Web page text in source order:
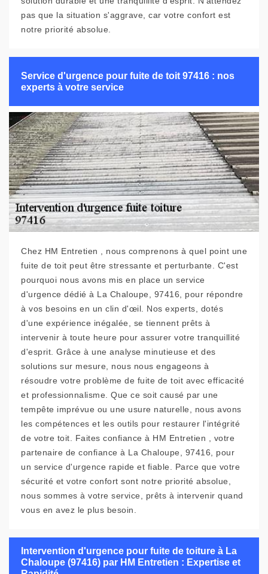
pas que la situation s'aggrave, car votre confort est
notre priorité absolue.
Service d'urgence pour fuite de toit 97416 : nos
experts à votre service
Chez HM Entretien , nous comprenons à quel point une
fuite de toit peut être stressante et perturbante. C'est
pourquoi nous avons mis en place un service
d'urgence dédié à La Chaloupe, 97416, pour répondre
à vos besoins en un clin d'œil. Nos experts, dotés
d'une expérience inégalée, se tiennent prêts à
intervenir à toute heure pour assurer votre tranquillité
d'esprit. Grâce à une analyse minutieuse et des
solutions sur mesure, nous nous engageons à
résoudre votre problème de fuite de toit avec efficacité
et professionnalisme. Que ce soit causé par une
tempête imprévue ou une usure naturelle, nous avons
les compétences et les outils pour restaurer l'intégrité
de votre toit. Faites confiance à HM Entretien , votre
partenaire de confiance à La Chaloupe, 97416, pour
un service d'urgence rapide et fiable. Parce que votre
sécurité et votre confort sont notre priorité absolue,
nous sommes à votre service, prêts à intervenir quand
vous en avez le plus besoin.
Intervention d'urgence pour fuite de toiture à La
Chaloupe (97416) par HM Entretien : Expertise et